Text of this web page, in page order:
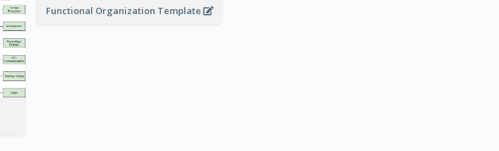
Functional Organization Template